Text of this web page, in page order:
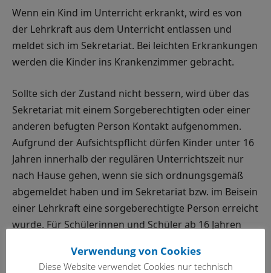
Wenn ein Kind im Unterricht erkrankt, wird es von
der Lehrkraft aus dem Unterricht entlassen und
meldet sich im Sekretariat. Bei leichten Erkrankungen
werden die Kinder ins Krankenzimmer gebracht.
Sollte sich der Zustand nicht bessern, wird über das
Sekretariat mit einem Sorgeberechtigten oder einer
anderen befugten Person Kontakt aufgenommen.
Aufgrund der Aufsichtspflicht dürfen Kinder unter 16
Jahren innerhalb der regulären Unterrichtszeit nur
nach Hause gehen, wenn sie sich ordnungsgemäß
abgemeldet haben und im Sekretariat bzw. im Beisein
einer Lehrkraft eine sorgeberechtigte Person erreicht
wurde. Für Schülerinnen und Schüler ab 16 Jahren
Verwendung von Cookies
Diese Website verwendet Cookies nur technisch